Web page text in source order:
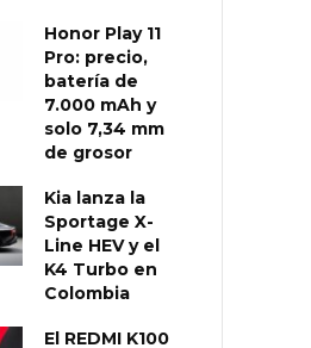
Honor Play 11
Pro: precio,
batería de
7.000 mAh y
solo 7,34 mm
de grosor
Kia lanza la
Sportage X-
Line HEV y el
K4 Turbo en
Colombia
El REDMI K100